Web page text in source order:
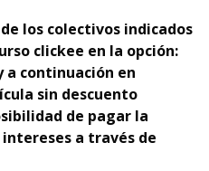
los colectivos indicados
clickee en la opción:
a continuación en
sin descuento
de pagar la
a través de